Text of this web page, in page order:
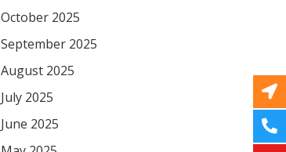
October 2025
September 2025
August 2025
July 2025
June 2025